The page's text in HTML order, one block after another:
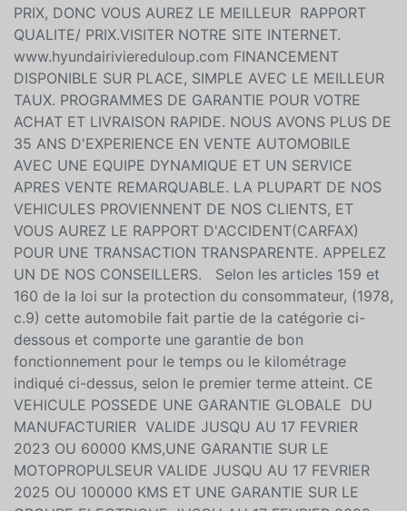
CHEZ NOUS LES FRAIS D INSPECTION ET
RECONDITIONNEMENT SONT INCLUS DANS NOS
PRIX, DONC VOUS AUREZ LE MEILLEUR RAPPORT
QUALITE/ PRIX.VISITER NOTRE SITE INTERNET.
www.hyundairiviereduloup.com FINANCEMENT
DISPONIBLE SUR PLACE, SIMPLE AVEC LE MEILLEUR
TAUX. PROGRAMMES DE GARANTIE POUR VOTRE
ACHAT ET LIVRAISON RAPIDE. NOUS AVONS PLUS DE
35 ANS D'EXPERIENCE EN VENTE AUTOMOBILE
AVEC UNE EQUIPE DYNAMIQUE ET UN SERVICE
APRES VENTE REMARQUABLE. LA PLUPART DE NOS
VEHICULES PROVIENNENT DE NOS CLIENTS, ET
VOUS AUREZ LE RAPPORT D'ACCIDENT(CARFAX)
POUR UNE TRANSACTION TRANSPARENTE. APPELEZ
UN DE NOS CONSEILLERS. Selon les articles 159 et
160 de la loi sur la protection du consommateur, (1978,
c.9) cette automobile fait partie de la catégorie ci-
dessous et comporte une garantie de bon
fonctionnement pour le temps ou le kilométrage
indiqué ci-dessus, selon le premier terme atteint. CE
VEHICULE POSSEDE UNE GARANTIE GLOBALE DU
MANUFACTURIER VALIDE JUSQU AU 17 FEVRIER
2023 OU 60000 KMS,UNE GARANTIE SUR LE